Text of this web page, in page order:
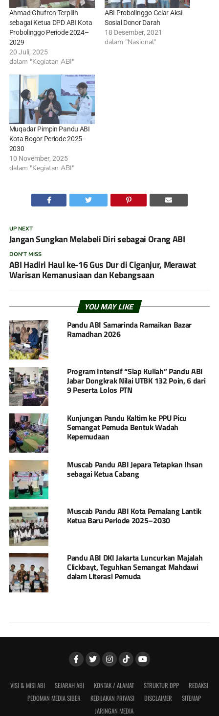
Ahmad Ghufron Terpilih
sebagai Ketua DPD ABI Kota
Probolinggo Periode 2024–
2029
20 Juli, 2025
dalam "Kegiatan ABI"
ABI Probolinggo Gelar Aksi
Sosial Donor Darah
18 Desember, 2021
dalam "Nasional"
Muqadar Pimpin Pandu ABI
Kota Bogor Periode 2025–
2030
10 November, 2025
dalam "Kegiatan ABI"
UP NEXT
Jangan Sungkan Melabeli Diri sebagai Orang ABI
DON'T MISS
ABI Hadiri Haul ke-16 Gus Dur di Ciganjur, Merawat
Warisan Kemanusiaan dan Kebangsaan
YOU MAY LIKE
Pandu ABI Samarinda Ramaikan Bazar
Ramadhan 2026
Program Intensif “Siap Kuliah” Pandu ABI
Jabar Dongkrak Nilai UTBK 132 Poin, 6 dari
9 Peserta Lolos PTN
Kunjungan Pandu Kaltim ke PPU Picu
Semangat Pemuda Bentuk Wadah
Kepemudaan
Muscab Pandu ABI Jepara Tetapkan Ihsan
sebagai Ketua Cabang
Muscab Pandu ABI Kota Pemalang Lantik
Ketua Baru Periode 2025–2030
Pandu ABI DKI Jakarta Luncurkan Majalah
Clickbayt, Teguhkan Semangat Mahdawi
dalam Literasi Pemuda
VISI & MISI ABI SEJARAH ABI KONTAK / ALAMAT STRUKTUR DPP
REDAKSI
PEDOMAN MEDIA SIBER
KEBIJAKAN PRIVASI DISCLAIMER
SITEMAP
JARINGAN MEDIA